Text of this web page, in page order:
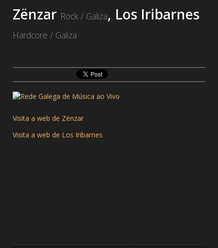
Zënzar Rock / Galiza, Los Iribarnes
Hardcore / Galiza
Visita a web de Zënzar
Visita a web de Los Iribarnes